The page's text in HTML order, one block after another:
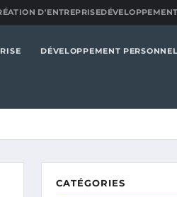
D'ENTREPRISE
DÉVELOPPEMENT PERSONNEL
CATÉGORIES